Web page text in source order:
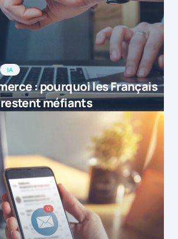
IA
: pourquoi les Français
restent méfiants